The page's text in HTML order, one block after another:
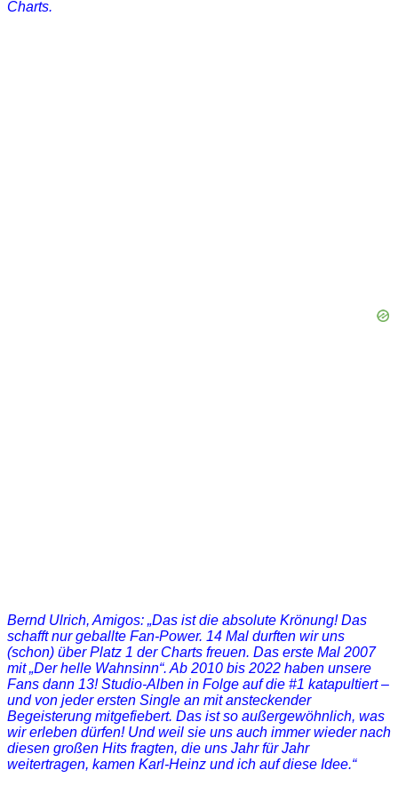
Charts.
Bernd Ulrich, Amigos: „Das ist die absolute Krönung! Das
schafft nur geballte Fan-Power. 14 Mal durften wir uns
(schon) über Platz 1 der Charts freuen. Das erste Mal 2007
mit „Der helle Wahnsinn“. Ab 2010 bis 2022 haben unsere
Fans dann 13! Studio-Alben in Folge auf die #1 katapultiert –
und von jeder ersten Single an mit ansteckender
Begeisterung mitgefiebert. Das ist so außergewöhnlich, was
wir erleben dürfen! Und weil sie uns auch immer wieder nach
diesen großen Hits fragten, die uns Jahr für Jahr
weitertragen, kamen Karl-Heinz und ich auf diese Idee.“